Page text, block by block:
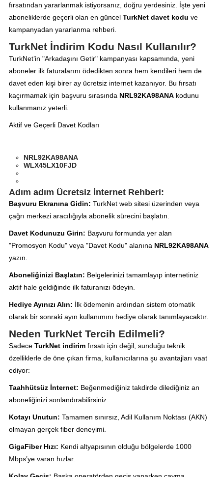
fırsatından yararlanmak istiyorsanız, doğru yerdesiniz. İşte yeni
aboneliklerde geçerli olan en güncel TurkNet davet kodu ve
kampanyadan yararlanma rehberi.
TurkNet İndirim Kodu Nasıl Kullanılır?
TurkNet’in "Arkadaşını Getir" kampanyası kapsamında, yeni
aboneler ilk faturalarını ödedikten sonra hem kendileri hem de
davet eden kişi birer ay ücretsiz internet kazanıyor. Bu fırsatı
kaçırmamak için başvuru sırasında NRL92KA98ANAkodunu
kullanmanız yeterli.
Aktif ve Geçerli Davet Kodları
NRL92KA98ANA
WLX45LX10FJD
Adım adım Ücretsiz İnternet Rehberi:
Başvuru Ekranına Gidin: TurkNet web sitesi üzerinden veya
çağrı merkezi aracılığıyla abonelik sürecini başlatın.
Davet Kodunuzu Girin: Başvuru formunda yer alan
"Promosyon Kodu" veya "Davet Kodu" alanına NRL92KA98ANA
yazın.
Aboneliğinizi Başlatın: Belgelerinizi tamamlayıp internetiniz
aktif hale geldiğinde ilk faturanızı ödeyin.
Hediye Ayınızı Alın: İlk ödemenin ardından sistem otomatik
olarak bir sonraki ayın kullanımını hediye olarak tanımlayacaktır.
Neden TurkNet Tercih Edilmeli?
Sadece TurkNet indirimfırsatı için değil, sunduğu teknik
özelliklerle de öne çıkan firma, kullanıcılarına şu avantajları vaat
ediyor:
Taahhütsüz İnternet: Beğenmediğiniz takdirde dilediğiniz an
aboneliğinizi sonlandırabilirsiniz.
Kotayı Unutun: Tamamen sınırsız, Adil Kullanım Noktası (AKN)
olmayan gerçek fiber deneyimi.
GigaFiber Hızı: Kendi altyapısının olduğu bölgelerde 1000
Mbps’ye varan hızlar.